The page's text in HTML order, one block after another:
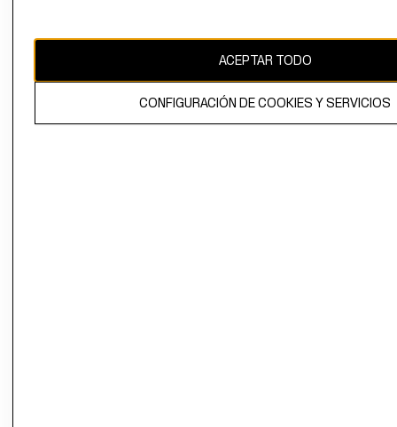
El contenido de esta página web está protegido por copyright y es
propiedad de H&M Hennes & Mauritz AB.
ACEPTAR TODO
CONFIGURACIÓN DE COOKIES Y SERVICIOS